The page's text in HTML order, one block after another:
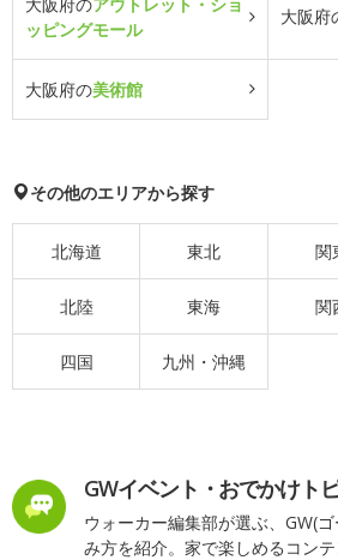
ッピングモール
大阪府
大阪府の美術館
その他のエリアから探す
北海道 東北 関
北陸 東海 関
四国 九州・沖縄
GWイベント・おでかけト
ウォーカー編集部が選ぶ、GW(
み方を紹介。家で楽しめるコンテ